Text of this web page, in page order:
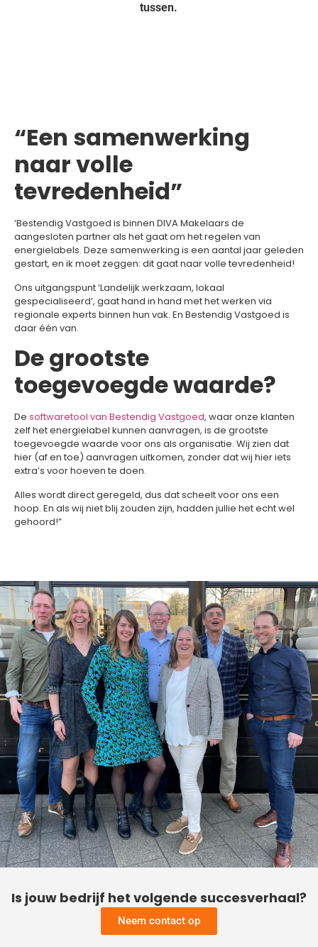
tussen.
“Een samenwerking
naar volle
tevredenheid”
‘Bestendig Vastgoed is binnen DIVA Makelaars de
aangesloten partner als het gaat om het regelen van
energielabels. Deze samenwerking is een aantal jaar geleden
gestart, en ik moet zeggen: dit gaat naar volle tevredenheid!
Ons uitgangspunt ‘Landelijk werkzaam, lokaal
gespecialiseerd’, gaat hand in hand met het werken via
regionale experts binnen hun vak. En Bestendig Vastgoed is
daar één van.
De grootste
toegevoegde waarde?
De softwaretool van Bestendig Vastgoed, waar onze klanten
zelf het energielabel kunnen aanvragen, is de grootste
toegevoegde waarde voor ons als organisatie. Wij zien dat
hier (af en toe) aanvragen uitkomen, zonder dat wij hier iets
extra’s voor hoeven te doen.
Alles wordt direct geregeld, dus dat scheelt voor ons een
hoop. En als wij niet blij zouden zijn, hadden jullie het echt wel
gehoord!”
Is jouw bedrijf het volgende succesverhaal?
Neem contact op